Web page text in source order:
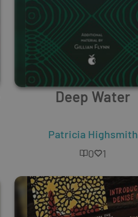
Deep Water
Patricia Highsmith
0
1